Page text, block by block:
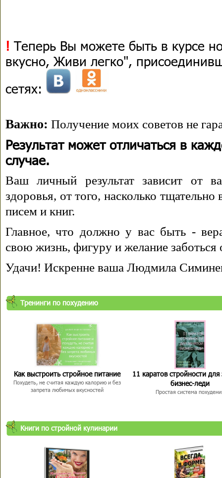
! Теперь Вы можете быть в курсе
вкусно, Живи легко",
сетях:
Важно: Получение моих советов не
Результат может отличаться в
случае.
Ваш личный результат зависит от
здоровья, от того, насколько
писем и книг.
Главное, что должно у вас быть -
свою жизнь, фигуру и желание заботься
Удачи! Искренне ваша Людмила
Тренинги по похудению
Как выстроить стройное питание
Похудеть, не считая каждую калорию и без
запрета любимых вкусностей
11 каратов стройности для
бизнес-леди
Простая система
Книги по стройной кулинарии